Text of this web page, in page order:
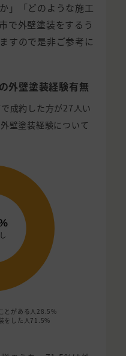
」「どのような施工
で外壁塗装をするう
すので是非ご参考に
外壁塗装経験有無
成約した方が27人い
壁塗装経験について
とがある人 28.5%
をした人71.5%